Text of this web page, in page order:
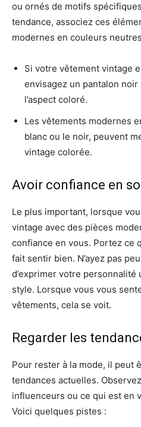
ou ornés de motifs
tendance, associez ces
modernes en couleurs
Si votre vêtement vintage
envisagez un pantalon
l’aspect coloré.
Les vêtements modernes
blanc ou le noir, peuvent
vintage colorée.
Avoir confiance en
Le plus important, lorsque
vintage avec des pièces
confiance en vous. Portez ce
fait sentir bien. N’ayez pas
d’exprimer votre personnalité
style. Lorsque vous vous
vêtements, cela se voit.
Regarder les
Pour rester à la mode, il peut
tendances actuelles.
influenceurs ou ce qui est en
Voici quelques pistes :